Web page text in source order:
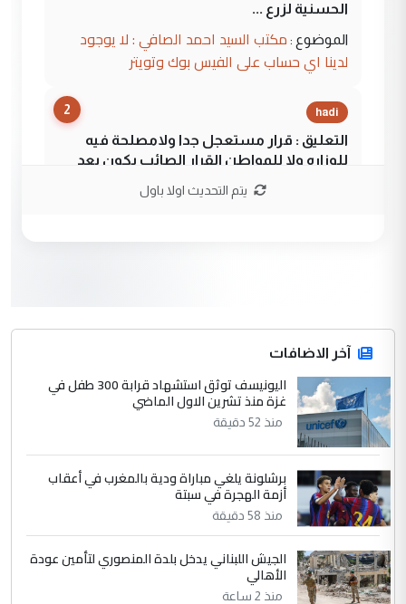
الحسنية لزرع ...
الموضوع : مكتب السيد احمد الصافي : لا يوجود
لدينا اي حساب على الفيس بوك وتويتر
2 hadi
التعليق : قرار مستعجل جدا ولامصلحة فيه
للوزاره ولا للمواطن القرار الصائب يكون بعد
جنسية الرافد الثالث للعراق ومن اصول عريقة
ابا فرات ...
الموضوع :
الجواهري يرد على صدام حسين سل
مضجعيك يابن الزنا (نص كامل)
4 سردار
التعليق : واحد من عصابة علي ماما يسقط
جنسية الرافد الثالث للعراق ومن اصول عريقة
ابا فرات ...
الموضوع :
الجواهري يرد على صدام حسين سل
مضجعيك يابن الزنا (نص كامل)
يتم التحديث اولا باول
آخر الاضافات
اليونيسف توثق استشهاد قرابة 300 طفل في
غزة منذ تشرين الاول الماضي
منذ 52 دقيقة
برشلونة يلغي مباراة ودية بالمغرب في أعقاب
أزمة الهجرة في سبتة
منذ 58 دقيقة
الجيش اللبناني يدخل بلدة المنصوري لتأمين عودة
الأهالي
منذ 2 ساعة